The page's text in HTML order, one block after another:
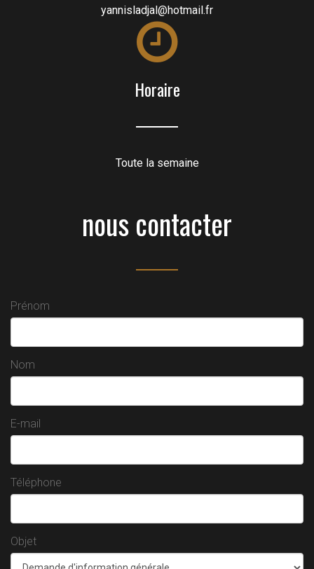
yannisladjal@hotmail.fr
Horaire
Toute la semaine
nous contacter
Prénom
Nom
E-mail
Téléphone
Objet